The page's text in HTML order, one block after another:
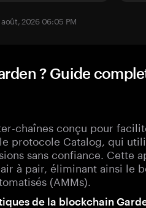
2026 06:05 PM
? Guide
chaînes conçu pour
protocole Catalog, qui
sans confiance. Cette
à pair, éliminant ainsi le
(AMMs).
de la blockchain